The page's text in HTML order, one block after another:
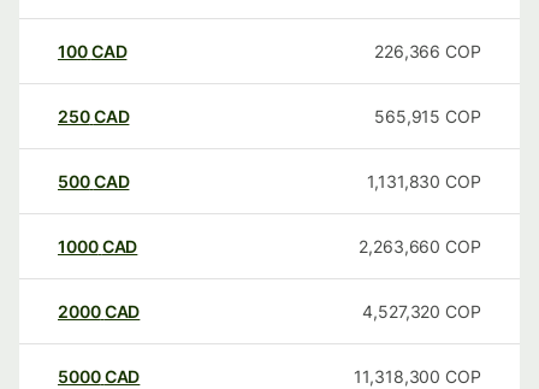
100CAD 226,366 COP
250CAD 565,915 COP
500CAD 1,131,830 COP
1000CAD 2,263,660 COP
2000CAD 4,527,320 COP
5000CAD 11,318,300 COP